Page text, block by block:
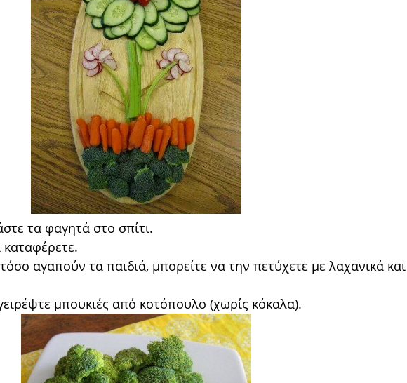
τα φαγητά στο σπίτι.
αγαπούν τα παιδιά, μπορείτε να την πετύχετε με λαχανικά και
μπουκιές από κοτόπουλο (χωρίς κόκαλα).